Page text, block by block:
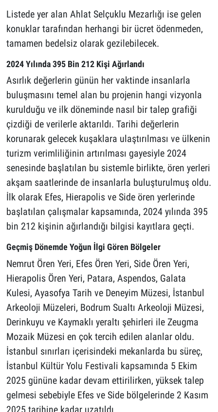
Listede yer alan Ahlat Selçuklu Mezarlığı ise gelen
konuklar tarafından herhangi bir ücret ödenmeden,
tamamen bedelsiz olarak gezilebilecek.
2024 Yılında 395 Bin 212 Kişi Ağırlandı
Asırlık değerlerin günün her vaktinde insanlarla
buluşmasını temel alan bu projenin hangi vizyonla
kurulduğu ve ilk döneminde nasıl bir talep grafiği
çizdiği de verilerle aktarıldı. Tarihi değerlerin
korunarak gelecek kuşaklara ulaştırılması ve ülkenin
turizm verimliliğinin artırılması gayesiyle 2024
senesinde başlatılan bu sistemle birlikte, ören yerleri
akşam saatlerinde de insanlarla buluşturulmuş oldu.
İlk olarak Efes, Hierapolis ve Side ören yerlerinde
başlatılan çalışmalar kapsamında, 2024 yılında 395
bin 212 kişinin ağırlandığı bilgisi kayıtlara geçti.
Geçmiş Dönemde Yoğun İlgi Gören Bölgeler
Nemrut Ören Yeri, Efes Ören Yeri, Side Ören Yeri,
Hierapolis Ören Yeri, Patara, Aspendos, Galata
Kulesi, Ayasofya Tarih ve Deneyim Müzesi, İstanbul
Arkeoloji Müzeleri, Bodrum Sualtı Arkeoloji Müzesi,
Derinkuyu ve Kaymaklı yeraltı şehirleri ile Zeugma
Mozaik Müzesi en çok tercih edilen alanlar oldu.
İstanbul sınırları içerisindeki mekanlarda bu süreç,
İstanbul Kültür Yolu Festivali kapsamında 5 Ekim
2025 gününe kadar devam ettirilirken, yüksek talep
gelmesi sebebiyle Efes ve Side bölgelerinde 2 Kasım
2025 tarihine kadar uzatıldı.